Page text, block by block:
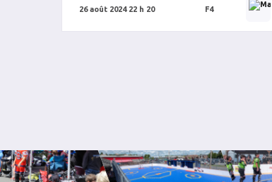
26 août 2024 22 h 20 F4